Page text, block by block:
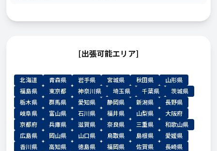
[出張可能エリア]
北海道 青森県 岩手県 宮城県 秋田県
山形県
福島県
東京都 神奈川県 埼玉県 千葉県
茨城県
栃木県
群馬県 愛知県 静岡県 新潟県
長野県
岐阜県
富山県 石川県 福井県 山梨県
大阪府
京都府
兵庫県 滋賀県 奈良県 三重県
和歌山県
広島県
岡山県 山口県 鳥取県 島根県
愛媛県
香川県
高知県 徳島県 福岡県 佐賀県
長崎県